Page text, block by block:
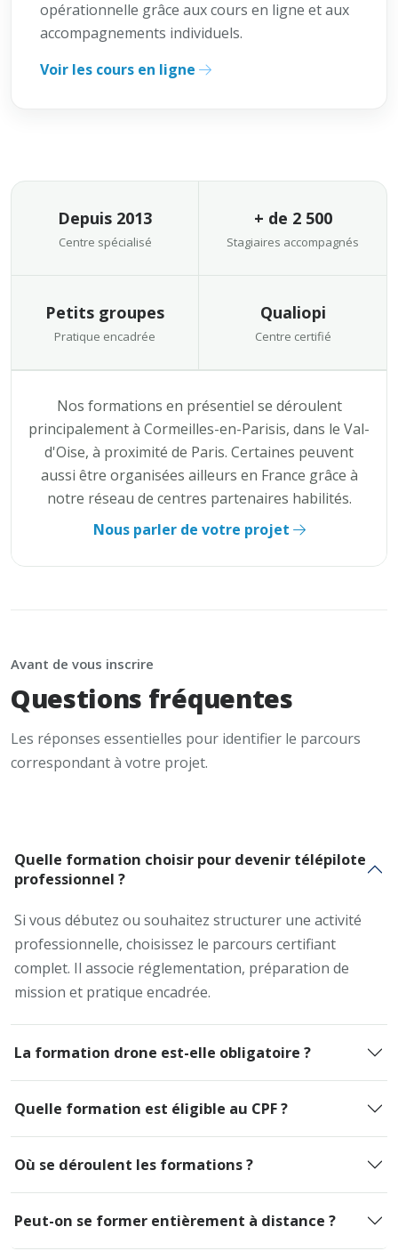
opérationnelle grâce aux cours en ligne et aux
accompagnements individuels.
Voir les cours en ligne
Depuis 2013
Centre spécialisé
+ de 2 500
Stagiaires accompagnés
Petits groupes
Pratique encadrée
Qualiopi
Centre certifié
Nos formations en présentiel se déroulent
principalement à Cormeilles-en-Parisis, dans le Val-
d'Oise, à proximité de Paris. Certaines peuvent
aussi être organisées ailleurs en France grâce à
notre réseau de centres partenaires habilités.
Nous parler de votre projet
Avant de vous inscrire
Questions fréquentes
Les réponses essentielles pour identifier le parcours
correspondant à votre projet.
Quelle formation choisir pour devenir télépilote
professionnel ?
Si vous débutez ou souhaitez structurer une activité
professionnelle, choisissez le parcours certifiant
complet. Il associe réglementation, préparation de
mission et pratique encadrée.
La formation drone est-elle obligatoire ?
Quelle formation est éligible au CPF ?
Où se déroulent les formations ?
Peut-on se former entièrement à distance ?